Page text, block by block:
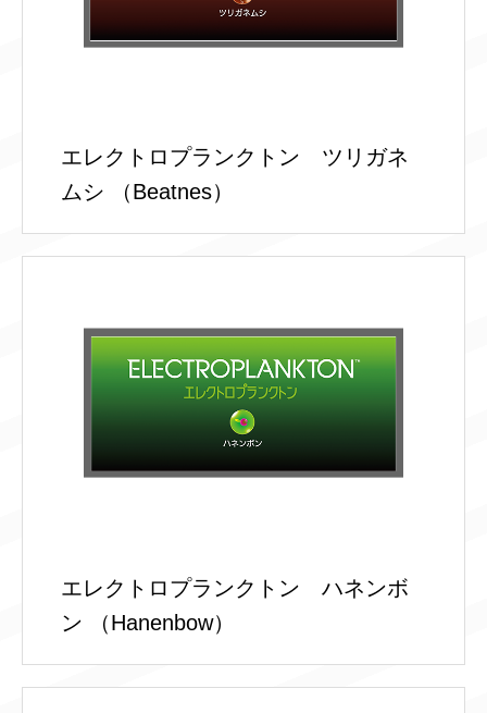
エレクトロプランクトン ツリガネ
ムシ （Beatnes）
エレクトロプランクトン ハネンボ
ン （Hanenbow）